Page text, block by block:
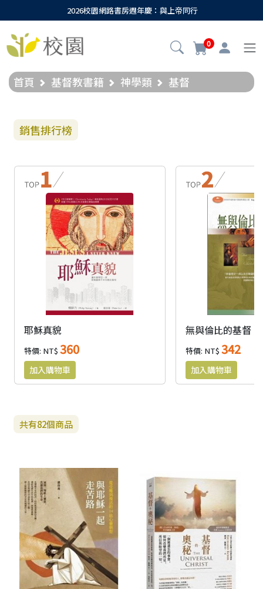
2026校園網路書房週年慶：與上帝同行
0
首頁 基督教書籍 神學類 基督
銷售排行榜
耶穌真貌
特價: NT$360
無與倫比的基督
特價: NT$342
共有82個商品